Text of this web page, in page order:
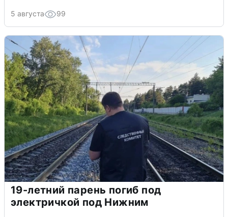
5 августа 99
19-летний парень погиб под
электричкой под Нижним